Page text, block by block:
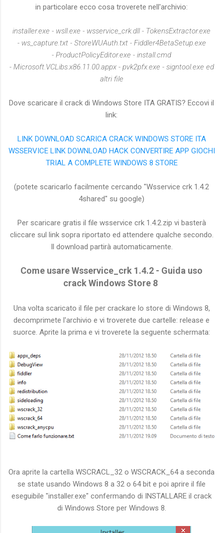
in particolare ecco cosa troverete nell'archivio:
installer.exe - wsll.exe - wsservice_crk.dll - TokensExtractor.exe
- ws_capture.txt - StoreWUAuth.txt - Fiddler4BetaSetup.exe
- ProductPolicyEditor.exe - install.cmd
- Microsoft.VCLibs.x86.11.00.appx - pvk2pfx.exe - signtool.exe ed
altri file
Dove scaricare il crack di Windows Store ITA GRATIS? Eccovi il
link:
LINK DOWNLOAD SCARICA CRACK WINDOWS STORE ITA
WSSERVICE LINK DOWNLOAD HACK CONVERTIRE APP GIOCHI
TRIAL A COMPLETE WINDOWS 8 STORE
(potete scaricarlo facilmente cercando "Wsservice crk 1.4.2
4shared" su google)
Per scaricare gratis il file wsservice crk 1.4.2.zip vi basterà
cliccare sul link sopra riportato ed attendere qualche secondo.
Il download partirà automaticamente.
Come usare Wsservice_crk 1.4.2 - Guida uso
crack Windows Store 8
Una volta scaricato il file per crackare lo store di Windows 8,
decomprimete l'archivio e vi troverete due cartelle: release e
suorce. Aprite la prima e vi troverete la seguente schermata:
Ora aprite la cartella WSCRACL_32 o WSCRACK_64 a seconda
se state usando Windows 8 a 32 o 64 bit e poi aprire il file
eseguibile "installer.exe" confermando di INSTALLARE il crack
di Windows Store per Windows 8.